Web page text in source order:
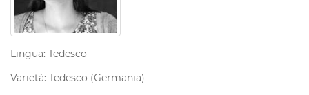
Lingua: Tedesco
Varietà: Tedesco (Germania)